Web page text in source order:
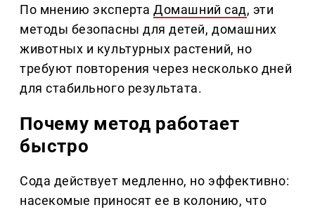
По мнению экспертаДомашний сад, эти
методы безопасны для детей, домашних
животных и культурных растений, но
требуют повторения через несколько дней
для стабильного результата.
Почему метод работает
быстро
Сода действует медленно, но эффективно:
насекомые приносят ее в колонию, что